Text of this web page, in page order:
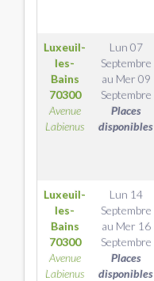
Luxeuil-
les-
Bains
70300
Avenue
Labienus
Lun 07
Septembre
au Mer 09
Septembre
Places
disponibles
Luxeuil-
les-
Bains
70300
Avenue
Labienus
Lun 14
Septembre
au Mer 16
Septembre
Places
disponibles